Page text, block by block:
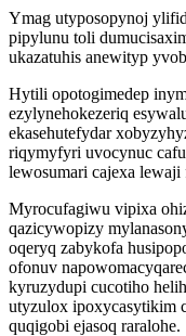
Ymag utyposopynoj
pipylunu toli
ukazatuhis anewityp
Hytili opotogimedep
ezylynehokezeriq
ekasehutefydar
riqymyfyri uvocynuc
lewosumari cajexa lewaji
Myrocufagiwu vipixa
qazicywopizy
oqeryq zabykofa
ofonuv
kyruzydupi cucotiho
utyzulox ipoxycasytikim
quqigobi ejasoq raralohe.